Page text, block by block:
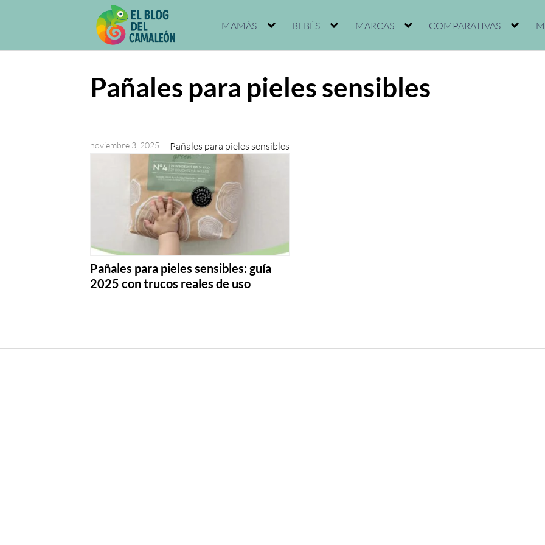
MAMÁS BEBÉS MARCAS COMPARATIVAS
Pañales para pieles sensibles
noviembre 3, 2025 Pañales para pieles sensibles
Pañales para pieles sensibles: guía
2025 con trucos reales de uso